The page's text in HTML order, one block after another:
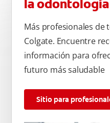
la odontología
Más profesionales de
Colgate. Encuentre
información para
futuro más saludable
Sitio para